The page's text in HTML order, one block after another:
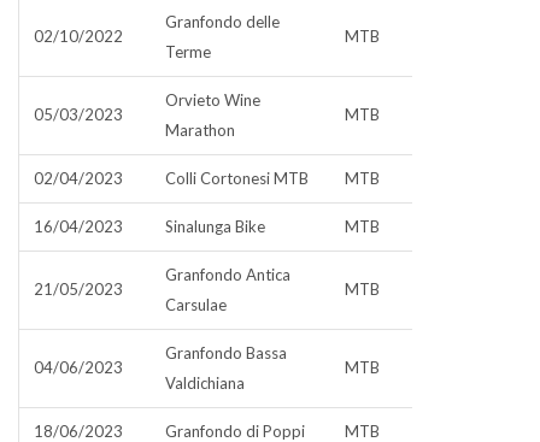
02/10/2022
Granfondo delle
Terme
MTB
05/03/2023
Orvieto Wine
Marathon
MTB
02/04/2023 Colli Cortonesi MTB MTB
16/04/2023 Sinalunga Bike MTB
21/05/2023
Granfondo Antica
Carsulae
MTB
04/06/2023
Granfondo Bassa
Valdichiana
MTB
18/06/2023 Granfondo di Poppi MTB